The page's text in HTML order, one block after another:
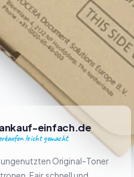
einfach.de
leicht gemacht
ungenutzten Original-Toner